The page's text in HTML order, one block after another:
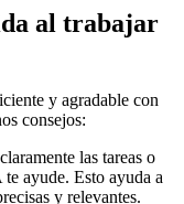
al trabajar
y agradable con
consejos:
las tareas o
te ayude. Esto ayuda a
y relevantes.